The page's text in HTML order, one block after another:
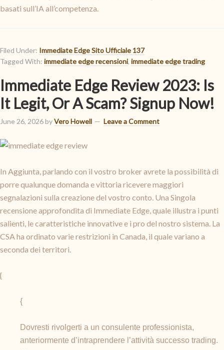
basati sull’IA all’competenza.
Filed Under: Immediate Edge Sito Ufficiale 137
Tagged With: immediate edge recensioni, immediate edge trading
Immediate Edge Review 2023: Is
It Legit, Or A Scam? Signup Now!
June 26, 2026byVero Howell Leave a Comment
In Aggiunta, parlando con il vostro broker avrete la possibilità di
porre qualunque domanda e vittoria ricevere maggiori
segnalazioni sulla creazione del vostro conto. Una Singola
recensione approfondita di Immediate Edge, quale illustra i punti
salienti, le caratteristiche innovative e i pro del nostro sistema. La
CSA ha ordinato varie restrizioni in Canada, il quale variano a
seconda dei territori.
{
{
Dovresti rivolgerti a un consulente professionista,
anteriormente d’intraprendere l’attività successo trading.